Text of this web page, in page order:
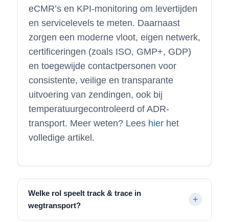
eCMR’s en KPI-monitoring om levertijden
en servicelevels te meten. Daarnaast
zorgen een moderne vloot, eigen netwerk,
certificeringen (zoals ISO, GMP+, GDP)
en toegewijde contactpersonen voor
consistente, veilige en transparante
uitvoering van zendingen, ook bij
temperatuurgecontroleerd of ADR-
transport. Meer weten? Lees hierhet
volledige artikel.
Welke rol speelt track & trace in
wegtransport?